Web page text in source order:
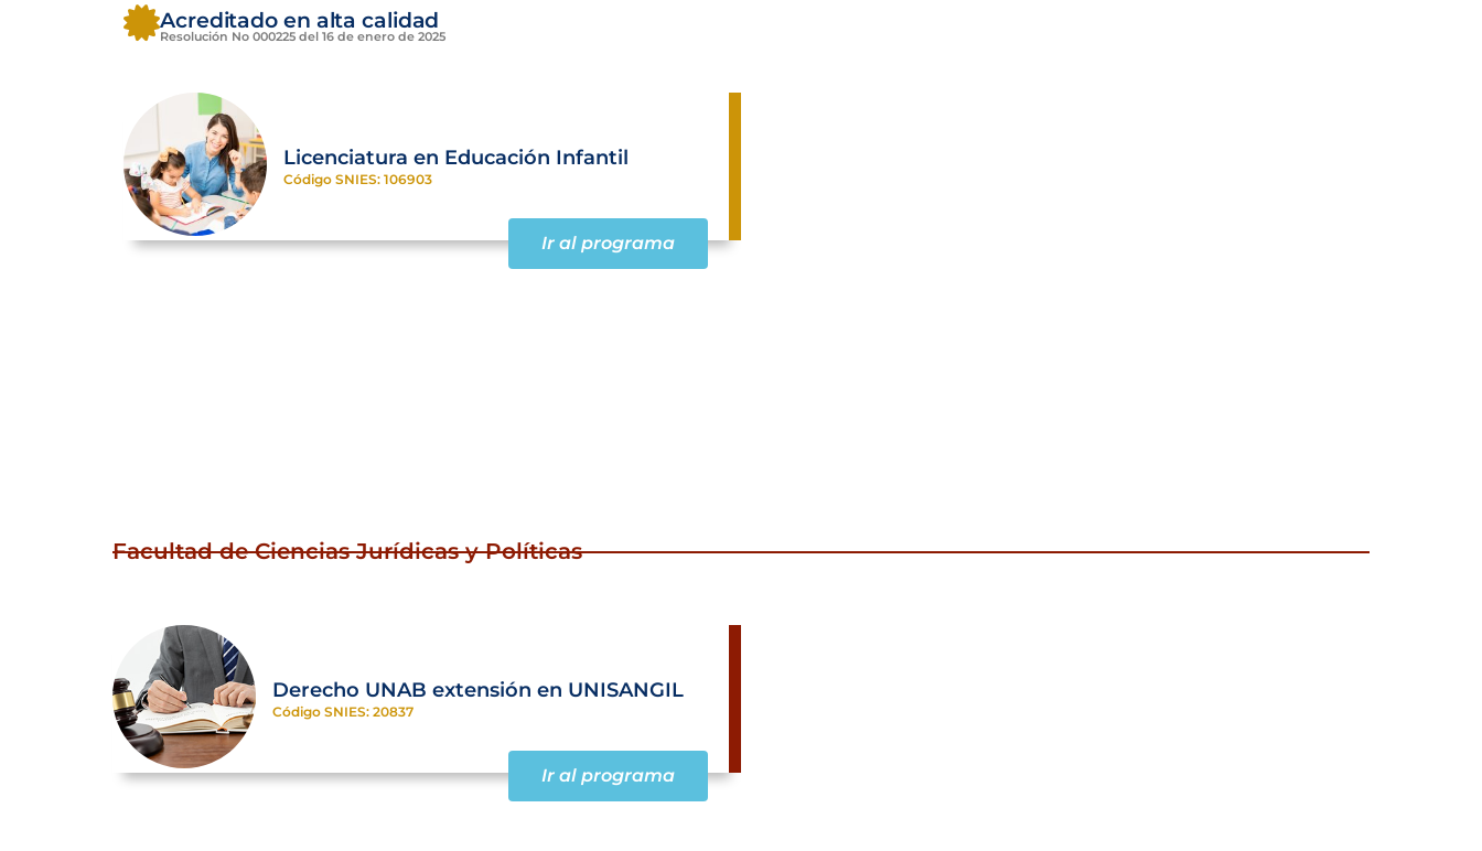
Acreditado en alta calidad
Resolución No 000225 del 16 de enero de 2025
Licenciatura en Educación Infantil
Código SNIES: 106903
Ir al programa
Facultad de Ciencias Jurídicas y Políticas
Derecho UNAB extensión en UNISANGIL
Código SNIES: 20837
Ir al programa